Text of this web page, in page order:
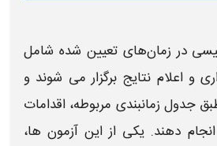
در زمان‌های تعیین‌ شده شامل
واعلام نتایج برگزار می‌ شوند و
جدول زمانبندی مربوطه، اقدامات
دهند. یکی از این آزمون‌ ها،